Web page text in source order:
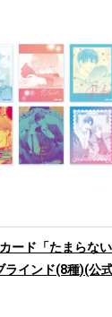
ード「たまらな
ラインド(8種)(公